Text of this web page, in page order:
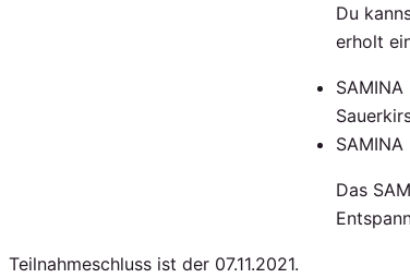
Du
erholt
Das
Teilnahmeschluss ist der 07.11.2021.